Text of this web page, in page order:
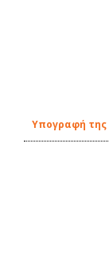
Υπογραφή της